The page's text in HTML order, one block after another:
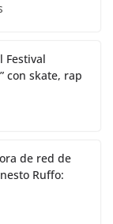
Festival
con skate, rap
de red de
Ruffo: